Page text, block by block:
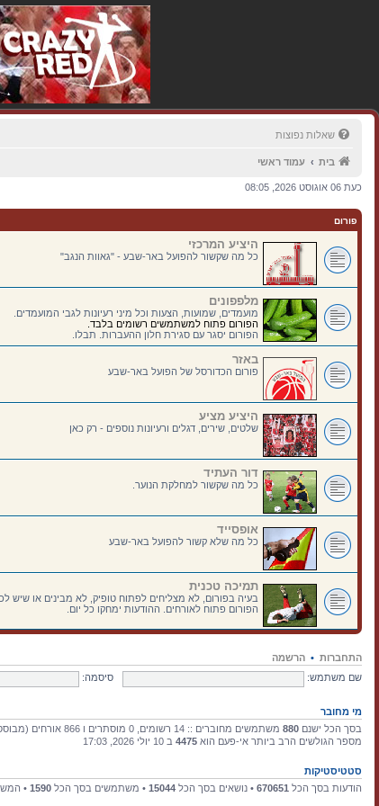
שאלות נפוצות
בית עמוד ראשי
כעת 06 אוגוסט 2026, 08:05
פורום
היציע המרכזי
כל מה שקשור להפועל באר-שבע - "גאוות הנגב"
מלפפונים
מועמדים, שמועות, הצעות וכל מיני רעיונות לגבי המועמדים.
הפורום פתוח למשתמשים רשומים בלבד.
הפורום יסגר עם סגירת חלון ההעברות. תבלו.
באזר
פורום הכדורסל של הפועל באר-שבע
היציע מציע
שלטים, שירים, דגלים ורעיונות נוספים - רק כאן
דור העתיד
כל מה שקשור למחלקת הנוער.
אופסייד
כל מה שלא קשור להפועל באר-שבע
תמיכה טכנית
בעיה בפורום, לא מצליחים לפתוח טופיק, לא מבינים או שיש
הפורום פתוח לאורחים. ההודעות ימחקו כל יום.
התחברות • הרשמה
שם משתמש:
סיסמה:
מי מחובר
בסך הכל ישנם 880 משתמשים מחוברים :: 14 רשומים, 0 מוסתרים ו 866 אורחים (מבוסס על משתמשים פעילים ב־15 הדקות האחרונות)
מספר הגולשים הרב ביותר אי-פעם הוא 4475 ב 10 יולי 2026, 17:03
סטטיסטיקות
הודעות בסך הכל 670651 • נושאים בסך הכל 15044 • משתמשים בסך הכל 1590
•